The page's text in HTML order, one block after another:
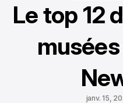
Le top 12
janv. 15,